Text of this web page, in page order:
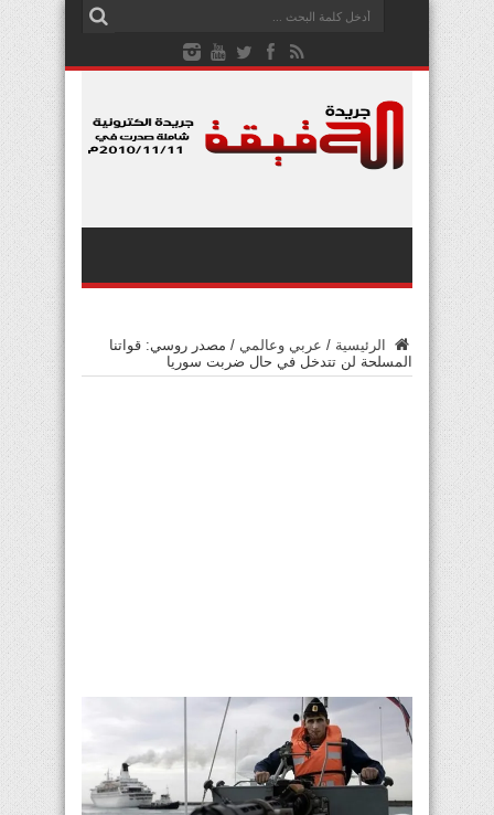
الرئيسية / عربي وعالمي / مصدر روسي: قواتنا
المسلحة لن تتدخل في حال ضربت سوريا